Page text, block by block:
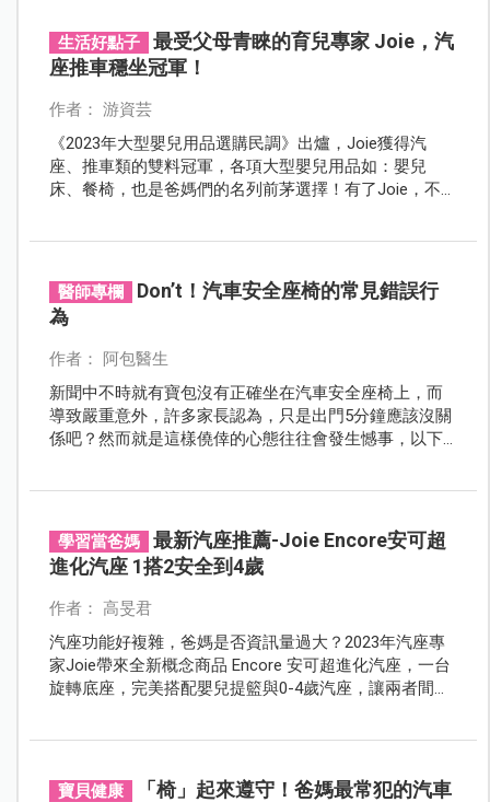
生活好點子
最受父母青睞的育兒專家 Joie，汽
座推車穩坐冠軍！
作者： 游資芸
《2023年大型嬰兒用品選購民調》出爐，Joie獲得汽
座、推車類的雙料冠軍，各項大型嬰兒用品如：嬰兒
床、餐椅，也是爸媽們的名列前茅選擇！有了Joie，不管
醫師專欄
Don’t！汽車安全座椅的常見錯誤行
為
作者： 阿包醫生
新聞中不時就有寶包沒有正確坐在汽車安全座椅上，而
導致嚴重意外，許多家長認為，只是出門5分鐘應該沒關
係吧？然而就是這樣僥倖的心態往往會發生憾事，以下
學習當爸媽
最新汽座推薦-Joie Encore安可超
進化汽座 1搭2安全到4歲
作者： 高旻君
汽座功能好複雜，爸媽是否資訊量過大？2023年汽座專
家Joie帶來全新概念商品 Encore 安可超進化汽座，一台
旋轉底座，完美搭配嬰兒提籃與0-4歲汽座，讓兩者間無
寶貝健康
「椅」起來遵守！爸媽最常犯的汽車